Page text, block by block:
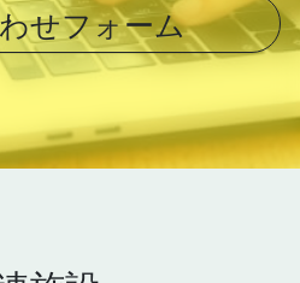
せフォーム